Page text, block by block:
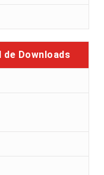
de Downloads